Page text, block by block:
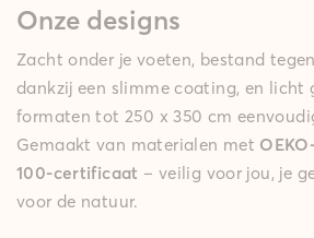
Onze designs
Zacht onder je voeten, bestand
dankzij een slimme coating, en licht
formaten tot 250 x 350 cm
Gemaakt van materialen met
100-certificaat – veilig voor jou, je
voor de natuur.